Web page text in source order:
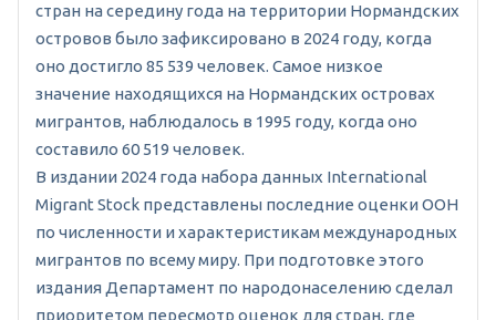
стран на середину года на территории Нормандских
островов было зафиксировано в 2024 году, когда
оно достигло 85 539 человек. Самое низкое
значение находящихся на Нормандских островах
мигрантов, наблюдалось в 1995 году, когда оно
составило 60 519 человек.
В издании 2024 года набора данных International
Migrant Stock представлены последние оценки ООН
по численности и характеристикам международных
мигрантов по всему миру. При подготовке этого
издания Департамент по народонаселению сделал
приоритетом пересмотр оценок для стран, где